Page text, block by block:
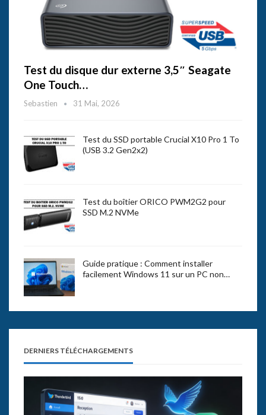
Test du disque dur externe 3,5″ Seagate
One Touch…
Sebastien 31 Mai, 2026
Test du SSD portable Crucial X10 Pro 1 To
(USB 3.2 Gen2x2)
Test du boîtier ORICO PWM2G2 pour
SSD M.2 NVMe
Guide pratique : Comment installer
facilement Windows 11 sur un PC non…
DERNIERS TÉLÉCHARGEMENTS